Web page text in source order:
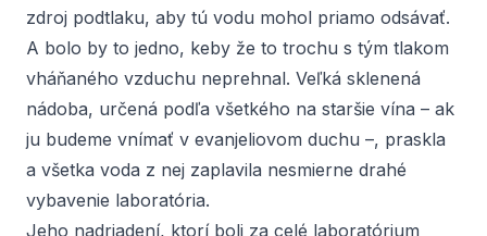
zdroj podtlaku, aby tú vodu mohol priamo odsávať.
A bolo by to jedno, keby že to trochu s tým tlakom
vháňaného vzduchu neprehnal. Veľká sklenená
nádoba, určená podľa všetkého na staršie vína – ak
ju budeme vnímať v evanjeliovom duchu –, praskla
a všetka voda z nej zaplavila nesmierne drahé
vybavenie laboratória.
Jeho nadriadení, ktorí boli za celé laboratórium